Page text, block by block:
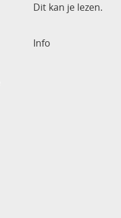
Dit kan je lezen.
Info